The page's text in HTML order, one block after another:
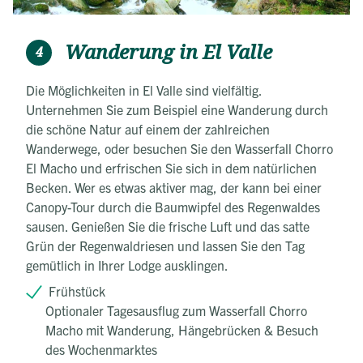
4 Wanderung in El Valle
Die Möglichkeiten in El Valle sind vielfältig.
Unternehmen Sie zum Beispiel eine Wanderung durch
die schöne Natur auf einem der zahlreichen
Wanderwege, oder besuchen Sie den Wasserfall Chorro
El Macho und erfrischen Sie sich in dem natürlichen
Becken. Wer es etwas aktiver mag, der kann bei einer
Canopy-Tour durch die Baumwipfel des Regenwaldes
sausen. Genießen Sie die frische Luft und das satte
Grün der Regenwaldriesen und lassen Sie den Tag
gemütlich in Ihrer Lodge ausklingen.
Frühstück
Optionaler Tagesausflug zum Wasserfall Chorro
Macho mit Wanderung, Hängebrücken & Besuch
des Wochenmarktes